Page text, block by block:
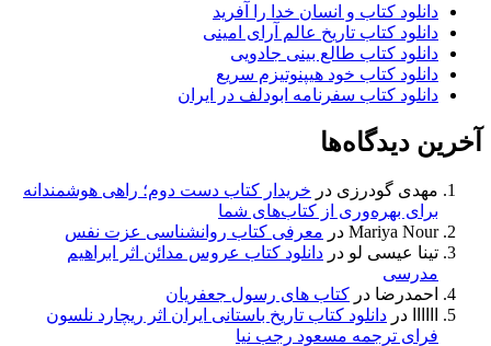
دانلود کتاب و انسان خدا را آفرید
دانلود کتاب تاریخ عالم آرای امینی
دانلود کتاب طالع بینی جادویی
دانلود کتاب خود هیپنوتیزم سریع
دانلود کتاب سفرنامه ابودلف در ایران
آخرین دیدگاه‌ها
مهدی گودرزی در خریدار کتاب دست دوم؛ راهی هوشمندانه
برای بهره‌وری از کتاب‌های شما
Mariya Nour در معرفی کتاب روانشناسی عزت نفس
تینا عیسی لو در دانلود کتاب عروس مدائن اثر ابراهیم
مدرسی
احمدرضا در کتاب های رسول جعفریان
در دانلود کتاب تاریخ باستانی ایران اثر ریچارد نلسون
فرای ترجمه مسعود رجب نیا